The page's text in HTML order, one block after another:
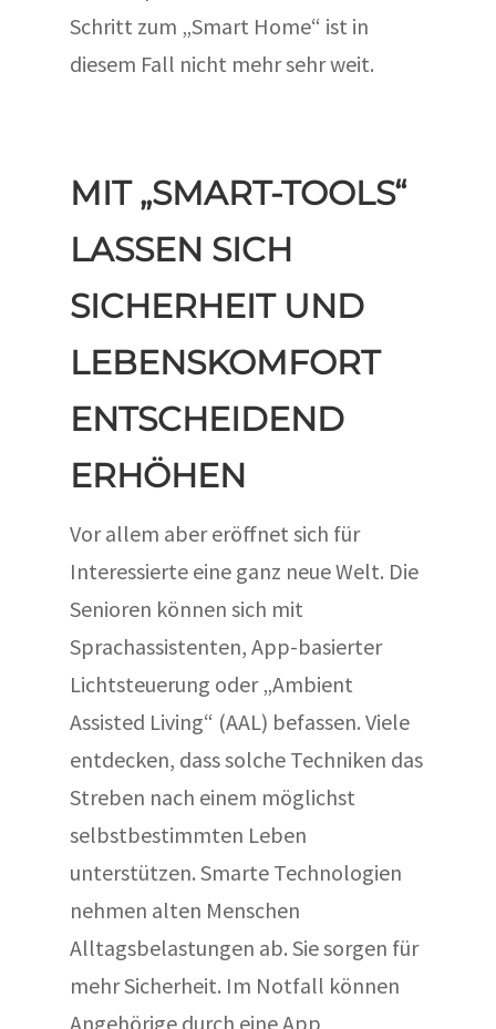
Schritt zum „Smart Home“ ist in
diesem Fall nicht mehr sehr weit.
MIT „SMART-TOOLS“
LASSEN SICH
SICHERHEIT UND
LEBENSKOMFORT
ENTSCHEIDEND
ERHÖHEN
Vor allem aber eröffnet sich für
Interessierte eine ganz neue Welt. Die
Senioren können sich mit
Sprachassistenten, App-basierter
Lichtsteuerung oder „Ambient
Assisted Living“ (AAL) befassen. Viele
entdecken, dass solche Techniken das
Streben nach einem möglichst
selbstbestimmten Leben
unterstützen. Smarte Technologien
nehmen alten Menschen
Alltagsbelastungen ab. Sie sorgen für
mehr Sicherheit. Im Notfall können
Angehörige durch eine App